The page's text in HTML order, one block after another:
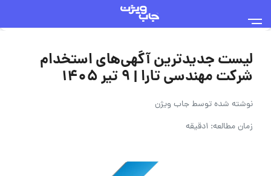
لیست جدیدترین آگهی‌های استخدام
شرکت مهندسی تارا | ۹ تیر ۱۴۰۵
نوشته شده توسطجاب ویژن
زمان مطالعه: 1دقیقه